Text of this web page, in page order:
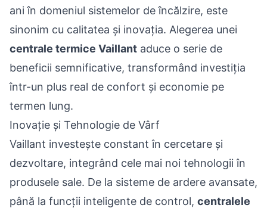
ani în domeniul sistemelor de încălzire, este
sinonim cu calitatea și inovația. Alegerea unei
centrale termice Vaillant aduce o serie de
beneficii semnificative, transformând investiția
într-un plus real de confort și economie pe
termen lung.
Inovație și Tehnologie de Vârf
Vaillant investește constant în cercetare și
dezvoltare, integrând cele mai noi tehnologii în
produsele sale. De la sisteme de ardere avansate,
până la funcții inteligente de control, centralele